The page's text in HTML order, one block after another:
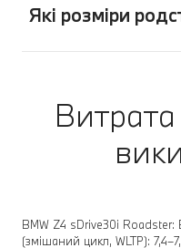
Які розміри
Витрата
BMW Z4 sDrive30i Roadster:
(змішаний цикл, WLTP):